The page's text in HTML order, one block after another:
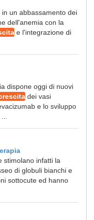
in un abbassamento dei
dell'anemia con la
e l'integrazione di
dispone oggi di nuovi
dei vasi
e lo sviluppo
stimolano infatti la
di globuli bianchi e
sottocute ed hanno